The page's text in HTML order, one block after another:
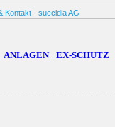
Kontakt - succidia AG
ANLAGEN EX-SCHUTZ